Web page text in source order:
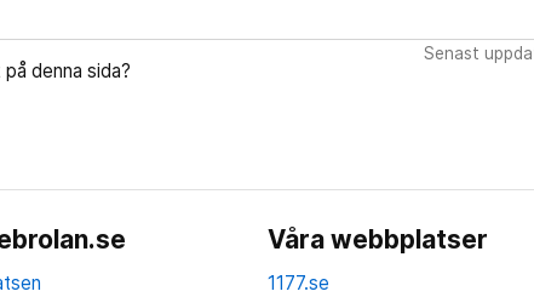
denna sida?
Senast
Våra webbplatser
1177.se